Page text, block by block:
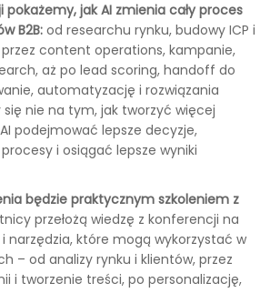
jak AI zmienia cały proces
B2B: od researchu rynku, budowy ICP i
content operations, kampanie,
aż po lead scoring, handoff do
automatyzację i rozwiązania
nie na tym, jak tworzyć więcej
podejmować lepsze decyzje,
i osiągać lepsze wyniki
będzie praktycznym szkoleniem z
przełożą wiedzę z konferencji na
narzędzia, które mogą wykorzystać w
– od analizy rynku i klientów, przez
i tworzenie treści, po personalizację,